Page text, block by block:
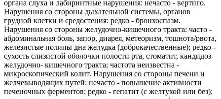
органа слуха и лабиринтные нарушения: нечасто - вертиго.
Нарушения со стороны дыхательной системы, органов
грудной клетки и средостения: редко - бронхоспазм.
Нарушения со стороны желудочно-кишечного тракта: часто -
абдоминальная боль, запор, диарея, метеоризм, тошнота/рвота,
железистые полипы дна желудка (доброкачественные); редко -
сухость слизистой оболочки полости рта, стоматит, кандидоз
желудочно- кишечного тракта; частота неизвестна -
микроскопический колит. Нарушения со стороны печени и
желчевыводящих путей: нечасто - повышение активности
печеночных ферментов; редко - гепатит (с желтухой или без);